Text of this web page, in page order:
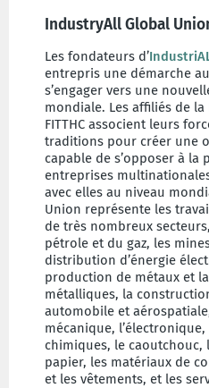
IndustryAll Global
Les fondateurs d’
entrepris une démarche
s’engager vers une
mondiale. Les affiliés de la
FITTHC associent leurs
traditions pour créer une
capable de s’opposer à la
entreprises
avec elles au niveau
Union représente les
de très nombreux
pétrole et du gaz, les
distribution d’énergie
production de métaux et
métalliques, la
automobile et
mécanique,
chimiques, le caoutchouc,
papier, les matériaux de
et les vêtements, et les